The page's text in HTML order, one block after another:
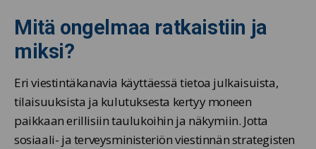
Mitä ongelmaa ratkaistiin ja
miksi?
Eri viestintäkanavia käyttäessä tietoa julkaisuista,
tilaisuuksista ja kulutuksesta kertyy moneen
paikkaan erillisiin taulukoihin ja näkymiin. Jotta
sosiaali- ja terveysministeriön viestinnän strategisten